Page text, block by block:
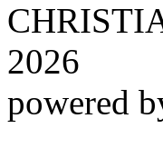
2026
powered